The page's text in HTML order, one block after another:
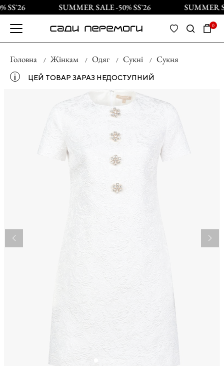
SS`26 SUMMER SALE -50% SS`26 SUMMER
0
Головна Жінкам Одяг Сукні Сукня
і ЦЕЙ ТОВАР ЗАРАЗ НЕДОСТУПНИЙ